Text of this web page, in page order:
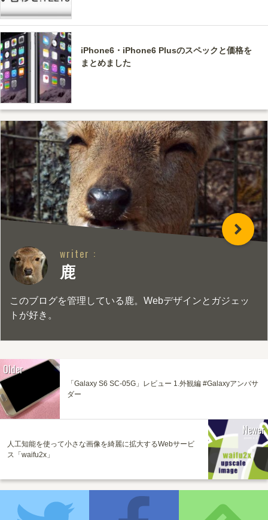
iPhone6・iPhone6 Plusのスペックと価格を
まとめました
writer :
鹿
このブログを管理している鹿。Webデザインとガジェッ
トが好き。
Older
「Galaxy S6 SC-05G」レビュー 1.外観編 #Galaxyアンバサ
ダー
人工知能を使って小さな画像を綺麗に拡大するWebサービ
ス「waifu2x」
Newer